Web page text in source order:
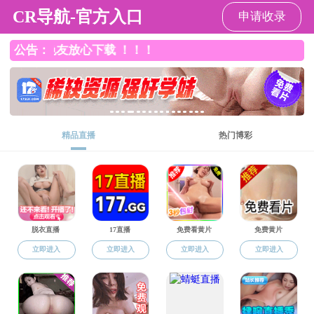
91热爆
91热爆
91热爆» 图片轮播
锲而不舍落实中央八项规定
精神
发文时间： 2025-06-03